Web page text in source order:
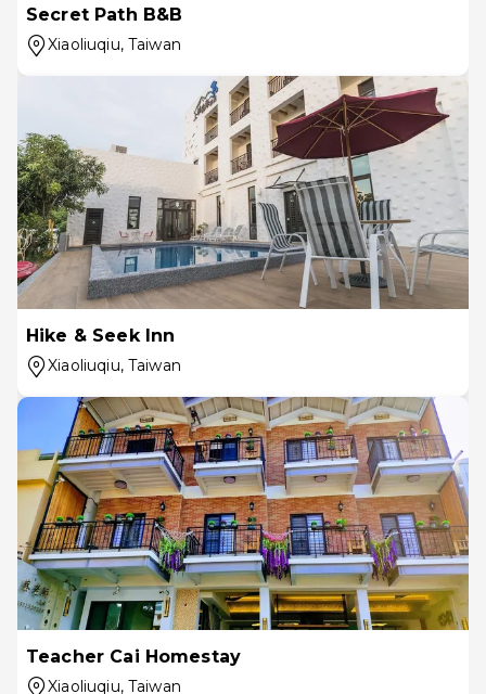
Secret Path B&B
Xiaoliuqiu, Taiwan
Hike & Seek Inn
Xiaoliuqiu, Taiwan
Teacher Cai Homestay
Xiaoliuqiu, Taiwan